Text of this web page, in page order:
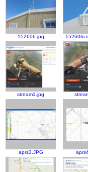
152606.jpg
stream1.jpg
aprs3.JPG